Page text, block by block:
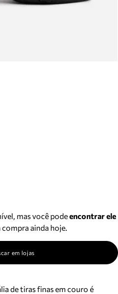
mas você podeencontrar ele
ainda hoje.
em lojas
de tiras finas em couro é